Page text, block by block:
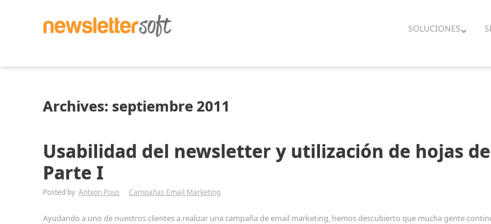
SOLUCIONES
Archives: septiembre 2011
Usabilidad del newsletter y utilización de hojas
Parte I
Posted by Antxon Pous Campañas Email Marketing
Ayudando a uno de nuestros clientes a realizar una campaña de email marketing, hemos descubierto que mucha gente